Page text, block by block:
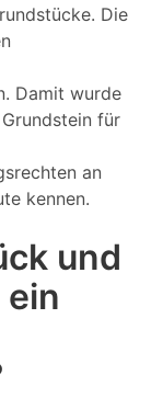
Die
Damit wurde
für
an
kennen.
und